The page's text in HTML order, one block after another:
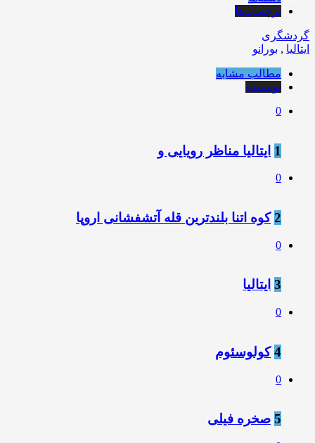
برچسب‌ها
گردشگری
ایتالیا , بورانو
مطالب مشابه
نویسنده
0
1 ایتالیا مناظر رویایی و
0
2 کوه اتنا بلندترین قله آتشفشانی اروپا
0
3 ایتالیا
0
4 کولوسئوم
0
5 صخره فیلی